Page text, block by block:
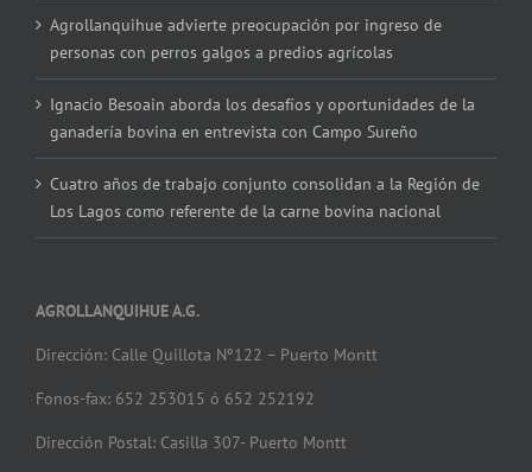
Agrollanquihue advierte preocupación por ingreso de
personas con perros galgos a predios agrícolas
Ignacio Besoain aborda los desafíos y oportunidades de la
ganadería bovina en entrevista con Campo Sureño
Cuatro años de trabajo conjunto consolidan a la Región de
Los Lagos como referente de la carne bovina nacional
AGROLLANQUIHUE A.G.
Dirección: Calle Quillota Nº122 – Puerto Montt
Fonos-fax: 652 253015 ó 652 252192
Dirección Postal: Casilla 307- Puerto Montt